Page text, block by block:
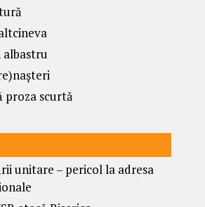
albastru
proza scurtă
unitare – pericol la adresa